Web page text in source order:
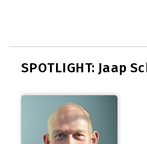
SPOTLIGHT: Jaap